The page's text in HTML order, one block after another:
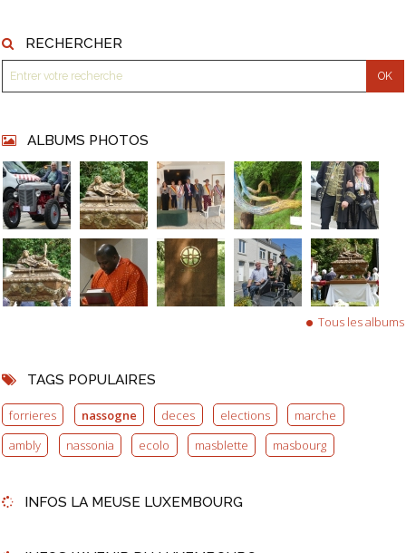
RECHERCHER
ALBUMS PHOTOS
Tous les albums
TAGS POPULAIRES
forrieres nassogne deces elections
marche
ambly
nassonia ecolo masblette masbourg
INFOS LA MEUSE LUXEMBOURG